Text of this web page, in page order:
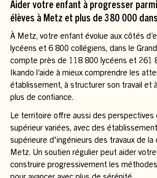
Aider votre enfant à progresser
élèves à Metz et plus de 380 000
À Metz, votre enfant évolue aux côtés
lycéens et 6 800 collégiens, dans le Grand
compte près de 118 800 lycéens et 261
Ikando l’aide à mieux comprendre les
établissement, à structurer son travail et
plus de confiance.
Le territoire offre aussi des perspectives
supérieur variées, avec des
supérieure d'ingénieurs des travaux de la
Metz. Un soutien régulier peut aider
construire progressivement les